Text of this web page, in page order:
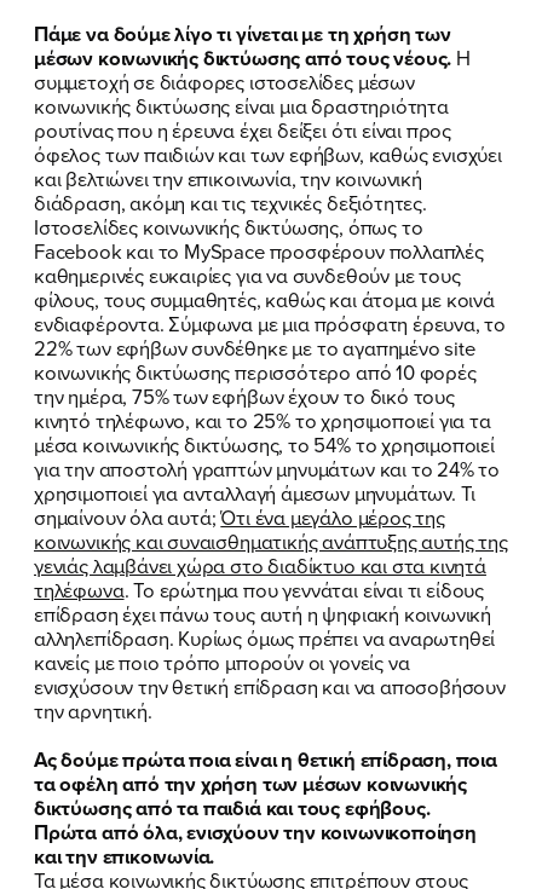
Πάμε να δούμε λίγο τι γίνεται με τη χρήση των
μέσων κοινωνικής δικτύωσης από τους νέους. Η
συμμετοχή σε διάφορες ιστοσελίδες μέσων
κοινωνικής δικτύωσης είναι μια δραστηριότητα
ρουτίνας που η έρευνα έχει δείξει ότι είναι προς
όφελος των παιδιών και των εφήβων, καθώς ενισχύει
και βελτιώνει την επικοινωνία, την κοινωνική
διάδραση, ακόμη και τις τεχνικές δεξιότητες.
Ιστοσελίδες κοινωνικής δικτύωσης, όπως το
Facebook και το MySpace προσφέρουν πολλαπλές
καθημερινές ευκαιρίες για να συνδεθούν με τους
φίλους, τους συμμαθητές, καθώς και άτομα με κοινά
ενδιαφέροντα. Σύμφωνα με μια πρόσφατη έρευνα, το
22% των εφήβων συνδέθηκε με το αγαπημένο site
κοινωνικής δικτύωσης περισσότερο από 10 φορές
την ημέρα, 75% των εφήβων έχουν το δικό τους
κινητό τηλέφωνο, και το 25% το χρησιμοποιεί για τα
μέσα κοινωνικής δικτύωσης, το 54% το χρησιμοποιεί
για την αποστολή γραπτών μηνυμάτων και το 24% το
χρησιμοποιεί για ανταλλαγή άμεσων μηνυμάτων. Τι
σημαίνουν όλα αυτά;Ότι ένα μεγάλο μέρος της
κοινωνικής και συναισθηματικής ανάπτυξης αυτής της
γενιάς λαμβάνει χώρα στο διαδίκτυο και στα κινητά
τηλέφωνα. Το ερώτημα που γεννάται είναι τι είδους
επίδραση έχει πάνω τους αυτή η ψηφιακή κοινωνική
αλληλεπίδραση. Κυρίως όμως πρέπει να αναρωτηθεί
κανείς με ποιο τρόπο μπορούν οι γονείς να
ενισχύσουν την θετική επίδραση και να αποσοβήσουν
την αρνητική.
Ας δούμε πρώτα ποια είναι η θετική επίδραση, ποια
τα οφέλη από την χρήση των μέσων κοινωνικής
δικτύωσης από τα παιδιά και τους εφήβους.
Πρώτα από όλα, ενισχύουν την κοινωνικοποίηση
και την επικοινωνία.
Τα μέσα κοινωνικής δικτύωσης επιτρέπουν στους